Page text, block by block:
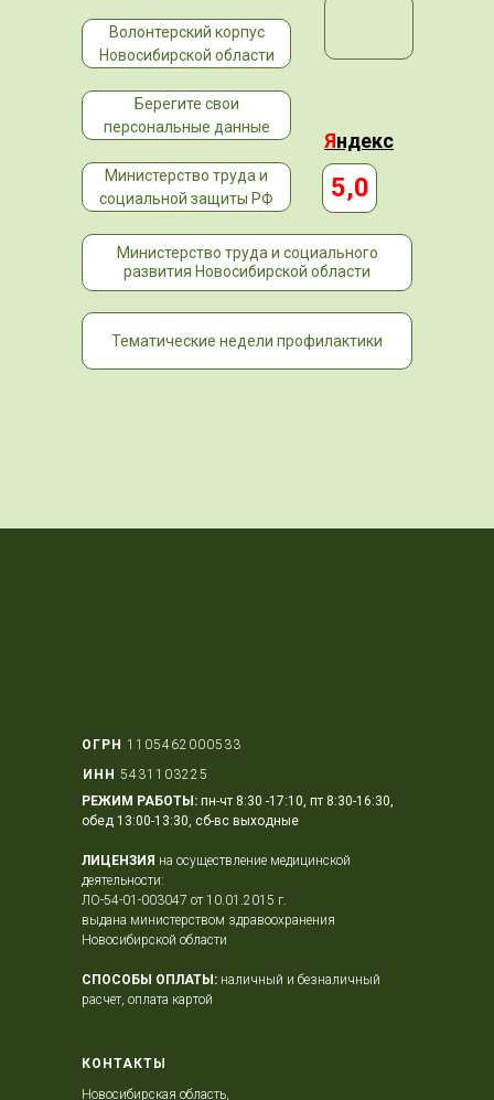
Волонтерский корпус
Новосибирской области
Берегите свои
персональные данные
Министерство труда и социального
развития Новосибирской области
Министерство труда и
социальной защиты РФ
5,0
Яндекс
Тематические недели профилактики
ОГРН 1105462000533
РЕЖИМ РАБОТЫ: пн-чт 8:30 -17:10, пт 8:30-16:30,
обед 13:00-13:30, сб-вс выходные
ЛИЦЕНЗИЯ на осуществление медицинской
деятельности:
ЛО-54-01-003047 от 10.01.2015 г.
выдана министерством здравоохранения
Новосибирской области
СПОСОБЫ ОПЛАТЫ: наличный и безналичный
расчет, оплата картой
ИНН 5431103225
КОНТАКТЫ
Новосибирская область,